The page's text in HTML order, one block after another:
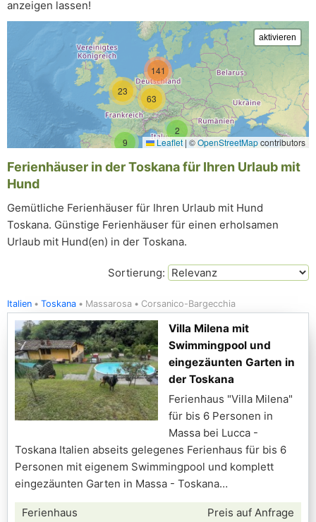
anzeigen lassen!
2
9
23
63
141
Leaflet | ©OpenStreetMapcontributors
Ferienhäuser in der Toskana für Ihren Urlaub mit
Hund
Gemütliche Ferienhäuser für Ihren Urlaub mit Hund
Toskana. Günstige Ferienhäuser für einen erholsamen
Urlaub mit Hund(en) in der Toskana.
Sortierung:
Italien Toskana Massarosa Corsanico-Bargecchia
Villa Milena mit
Swimmingpool und
eingezäunten Garten in
der Toskana
Ferienhaus "Villa Milena"
für bis 6 Personen in
Massa bei Lucca -
Toskana Italien abseits gelegenes Ferienhaus für bis 6
Personen mit eigenem Swimmingpool und komplett
eingezäunten Garten in Massa - Toskana
Ferienhaus
Preis auf Anfrage